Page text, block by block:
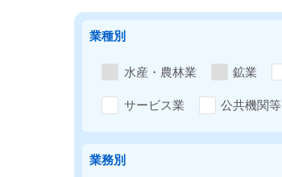
業種別
水産・農林業 鉱業
サービス業 公共機関等
業務別